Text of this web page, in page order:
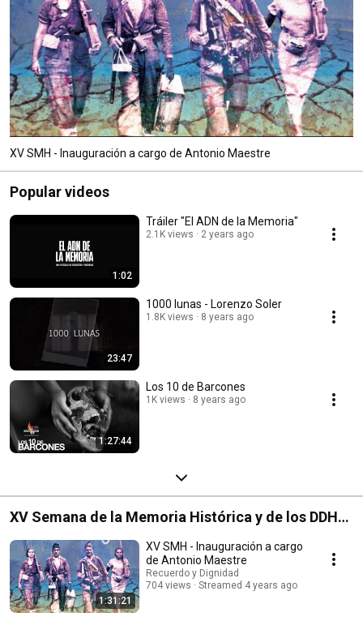
XV SMH - Inauguración a cargo de Antonio Maestre
Popular videos
1:02
Tráiler "El ADN de la Memoria"
2.1K views 2 years ago
23:47
1000 lunas - Lorenzo Soler
1.8K views 8 years ago
1:27:44
Los 10 de Barcones
1K views 8 years ago
XV Semana de la Memoria Histórica y de los DDHH
Giulia Tamayo
1:31:21
XV SMH - Inauguración a cargo
de Antonio Maestre
Recuerdo y Dignidad
704 views
Streamed 4 years ago